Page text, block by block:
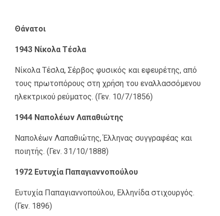
Θάνατοι
1943 Νίκολα Τέσλα
Νίκολα Τέσλα, Σέρβος φυσικός και εφευρέτης, από
τους πρωτοπόρους στη χρήση του εναλλασσόμενου
ηλεκτρικού ρεύματος. (Γεν. 10/7/1856)
1944 Ναπολέων Λαπαθιώτης
Ναπολέων Λαπαθιώτης, Έλληνας συγγραφέας και
ποιητής. (Γεν. 31/10/1888)
1972 Ευτυχία Παπαγιαννοπούλου
Ευτυχία Παπαγιαννοπούλου, Ελληνίδα στιχουργός.
(Γεν. 1896)